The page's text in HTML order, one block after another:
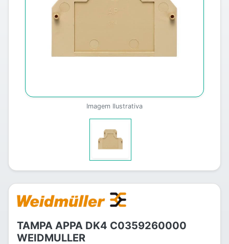
Imagem Ilustrativa
TAMPA APPA DK4 C0359260000
WEIDMULLER